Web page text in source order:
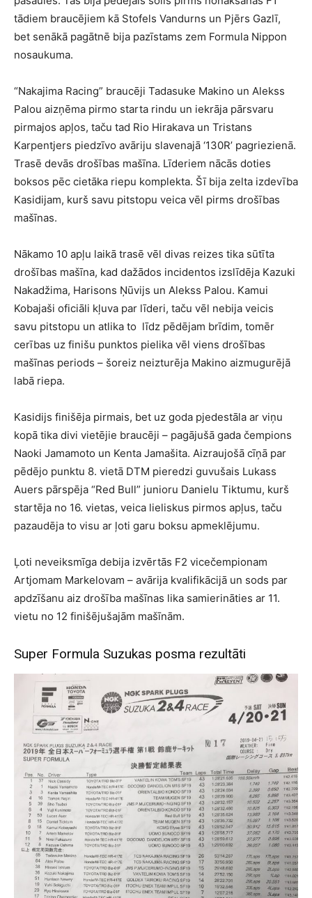
tādiem braucējiem kā Stofels Vandurns un Pjērs Gazlī,
bet senākā pagātnē bija pazīstams zem Formula Nippon
nosaukuma.
“Nakajima Racing” braucēji Tadasuke Makino un Alekss
Palou aizņēma pirmo starta rindu un iekrāja pārsvaru
pirmajos apļos, taču tad Rio Hirakava un Tristans
Karpentjers piedzīvo avāriju slavenajā ‘130R’ pagriezienā.
Trasē devās drošības mašīna. Līderiem nācās doties
boksos pēc cietāka riepu komplekta. Šī bija zelta izdevība
Kasidijam, kurš savu pitstopu veica vēl pirms drošības
mašīnas.
Nākamo 10 apļu laikā trasē vēl divas reizes tika sūtīta
drošības mašīna, kad dažādos incidentos izslīdēja Kazuki
Nakadžima, Harisons Ņūvijs un Alekss Palou. Kamui
Kobajaši oficiāli kļuva par līderi, taču vēl nebija veicis
savu pitstopu un atlika to līdz pēdējam brīdim, tomēr
cerības uz finišu punktos pielika vēl viens drošības
mašīnas periods – šoreiz neizturēja Makino aizmugurējā
labā riepa.
Kasidijs finišēja pirmais, bet uz goda pjedestāla ar viņu
kopā tika divi vietējie braucēji – pagājušā gada čempions
Naoki Jamamoto un Kenta Jamašita. Aizraujošā cīņā par
pēdējo punktu 8. vietā DTM pieredzi guvušais Lukass
Auers pārspēja “Red Bull” junioru Danielu Tiktumu, kurš
startēja no 16. vietas, veica lieliskus pirmos apļus, taču
pazaudēja to visu ar ļoti garu boksu apmeklējumu.
Ļoti neveiksmīga debija izvērtās F2 vicečempionam
Artjomam Markelovam – avārija kvalifikācijā un sods par
apdzīšanu aiz drošība mašīnas lika samierināties ar 11.
vietu no 12 finišējušajām mašīnām.
Super Formula Suzukas posma rezultāti